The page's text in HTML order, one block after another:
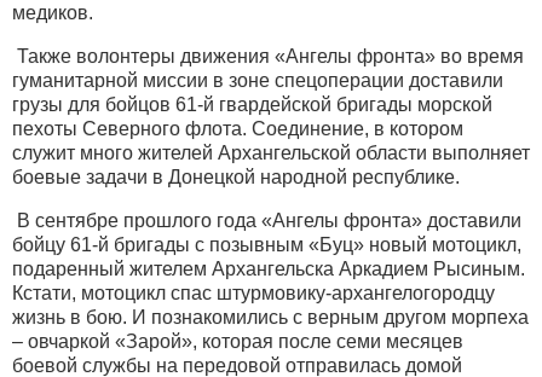
медиков.
Также волонтеры движения «Ангелы фронта» во время
гуманитарной миссии в зоне спецоперации доставили
грузы для бойцов 61-й гвардейской бригады морской
пехоты Северного флота. Соединение, в котором
служит много жителей Архангельской области выполняет
боевые задачи в Донецкой народной республике.
В сентябре прошлого года «Ангелы фронта» доставили
бойцу 61-й бригады с позывным «Буц» новый мотоцикл,
подаренный жителем Архангельска Аркадием Рысиным.
Кстати, мотоцикл спас штурмовику-архангелогородцу
жизнь в бою. И познакомились с верным другом морпеха
– овчаркой «Зарой», которая после семи месяцев
боевой службы на передовой отправилась домой